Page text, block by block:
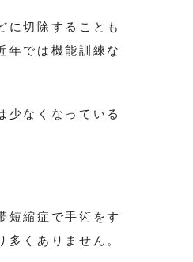
に切除することも
年では機能訓練な
少なくなっている
短縮症で手術をす
多くありません。